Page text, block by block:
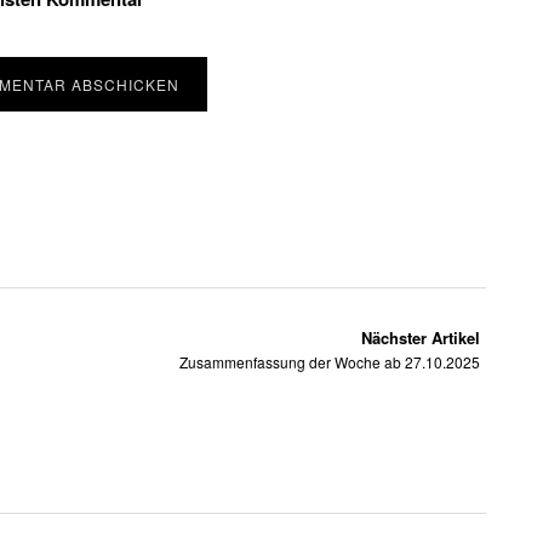
Nächster Artikel
Zusammenfassung der Woche ab 27.10.2025